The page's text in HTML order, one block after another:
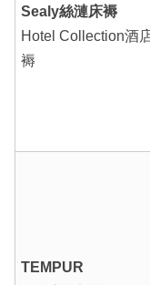
Sealy絲漣床褥
Hotel Collection酒
褥
TEMPUR